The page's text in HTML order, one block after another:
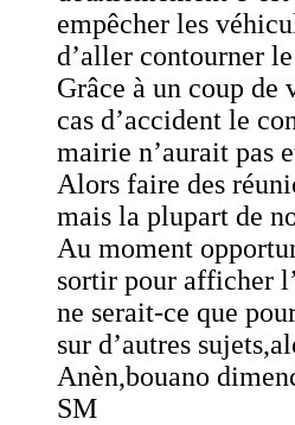
empêcher les
d’aller contourner
Grâce à un coup de
cas d’accident le
mairie n’aurait pas
Alors faire des
mais la plupart de
Au moment
sortir pour afficher
ne serait-ce que
sur d’autres
Anèn,bouano
SM